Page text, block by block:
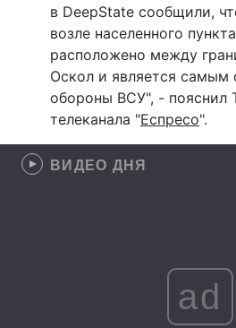
в DeepState сообщили,
возле населенного
расположено между
Оскол и является самым
обороны ВСУ", - пояснил
телеканала "Еспресо".
ВИДЕО ДНЯ
ad